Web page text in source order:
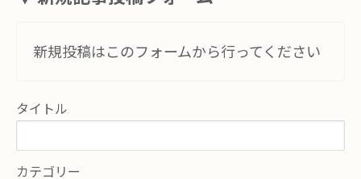
新規投稿はこのフォームから行ってください
タイトル
カテゴリー